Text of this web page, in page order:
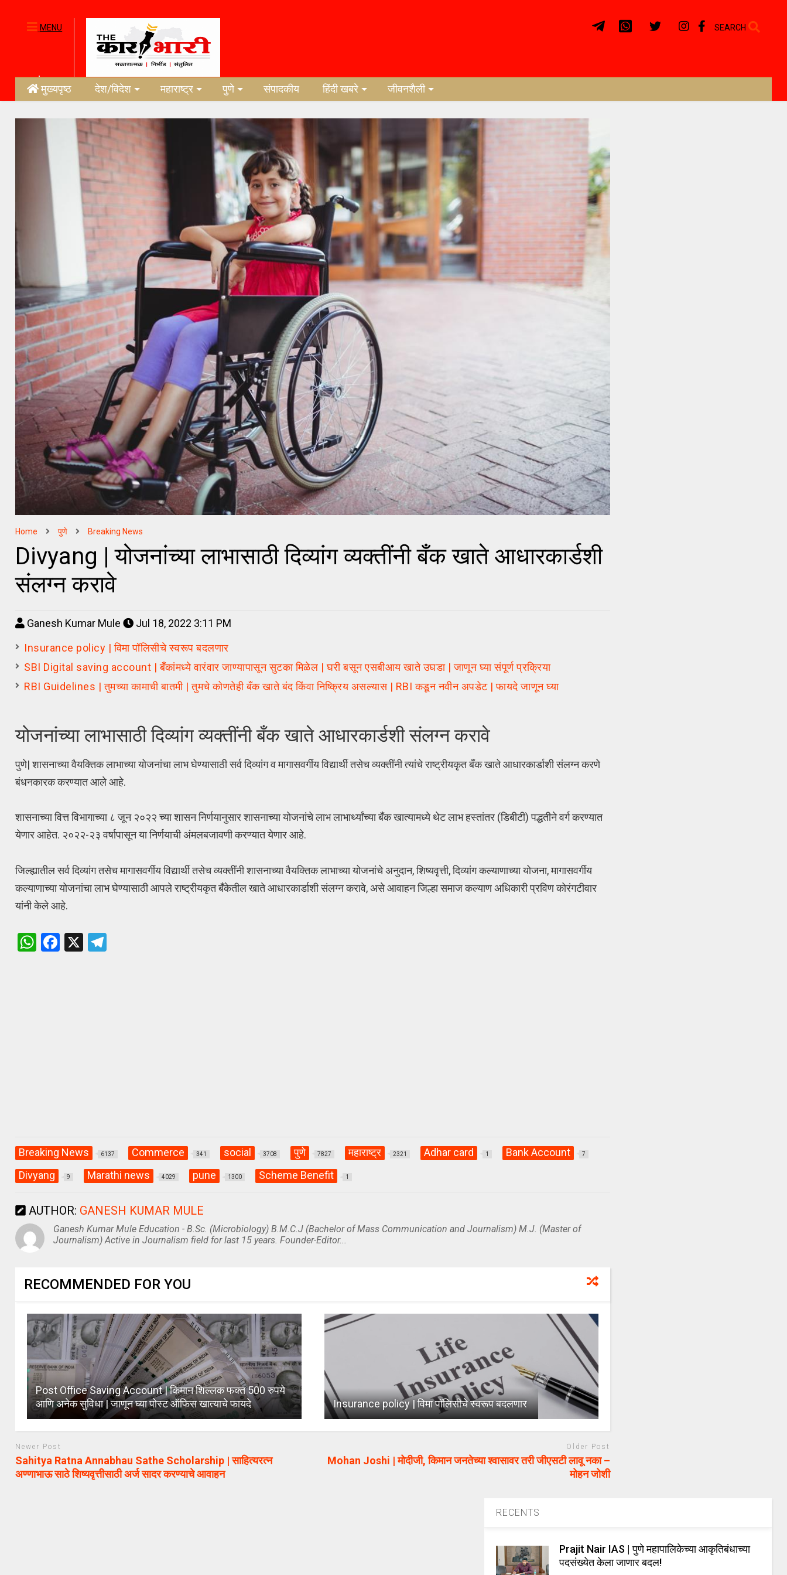
MENU SEARCH
मुख्यपृष्ठ देश/विदेश महाराष्ट्र पुणे संपादकीय हिंदी खबरे जीवनशैली
Home पुणे Breaking News
Divyang | योजनांच्या लाभासाठी दिव्यांग व्यक्तींनी बँक खाते आधारकार्डशी
संलग्न करावे
Ganesh Kumar Mule
Jul 18, 2022 3:11 PM
Insurance policy | विमा पॉलिसीचे स्वरूप बदलणार
SBI Digital saving account | बँकांमध्ये वारंवार जाण्यापासून सुटका मिळेल | घरी बसून एसबीआय खाते उघडा | जाणून घ्या संपूर्ण प्रक्रिया
RBI Guidelines | तुमच्या कामाची बातमी | तुमचे कोणतेही बँक खाते बंद किंवा निष्क्रिय असल्यास | RBI कडून नवीन अपडेट | फायदे जाणून घ्या
योजनांच्या लाभासाठी दिव्यांग व्यक्तींनी बँक खाते आधारकार्डशी संलग्न करावे
पुणे| शासनाच्या वैयक्तिक लाभाच्या योजनांचा लाभ घेण्यासाठी सर्व दिव्यांग व मागासवर्गीय विद्यार्थी तसेच व्यक्तींनी त्यांचे राष्ट्रीयकृत बँक खाते आधारकार्डाशी संलग्न करणे
बंधनकारक करण्यात आले आहे.
शासनाच्या वित्त विभागाच्या ८ जून २०२२ च्या शासन निर्णयानुसार शासनाच्या योजनांचे लाभ लाभार्थ्यांच्या बँक खात्यामध्ये थेट लाभ हस्तांतर (डिबीटी) पद्धतीने वर्ग करण्यात
येणार आहेत. २०२२-२३ वर्षापासून या निर्णयाची अंमलबजावणी करण्यात येणार आहे.
जिल्ह्यातील सर्व दिव्यांग तसेच मागासवर्गीय विद्यार्थी तसेच व्यक्तींनी शासनाच्या वैयक्तिक लाभाच्या योजनांचे अनुदान, शिष्यवृत्ती, दिव्यांग कल्याणाच्या योजना, मागासवर्गीय
कल्याणाच्या योजनांचा लाभ घेण्यासाठी आपले राष्ट्रीयकृत बँकेतील खाते आधारकार्डाशी संलग्न करावे, असे आवाहन जिल्हा समाज कल्याण अधिकारी प्रविण कोरंगटीवार
यांनी केले आहे.
W F
X
Breaking News 6137 Commerce 341 social 3708 पुणे 7827 महाराष्ट्र 2321 Adhar card 1 Bank Account 7
Divyang 9 Marathi news 4029 pune 1300 Scheme Benefit 1
AUTHOR: GANESH KUMAR MULE
Ganesh Kumar Mule Education - B.Sc. (Microbiology) B.M.C.J (Bachelor of Mass Communication and Journalism) M.J. (Master of
Journalism) Active in Journalism field for last 15 years. Founder-Editor...
RECOMMENDED FOR YOU
Post Office Saving Account | किमान शिल्लक फक्त 500 रुपये
आणि अनेक सुविधा | जाणून घ्या पोस्ट ऑफिस खात्याचे फायदे
Insurance policy | विमा पॉलिसीचे स्वरूप बदलणार
Newer Post
Sahitya Ratna Annabhau Sathe Scholarship | साहित्यरत्न
अण्णाभाऊ साठे शिष्यवृत्तीसाठी अर्ज सादर करण्याचे आवाहन
Older Post
Mohan Joshi | मोदीजी, किमान जनतेच्या श्वासावर तरी जीएसटी लावू नका –
मोहन जोशी
RECENTS
Prajit Nair IAS | पुणे महापालिकेच्या आकृतिबंधाच्या
पदसंख्येत केला जाणार बदल!